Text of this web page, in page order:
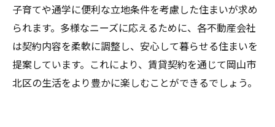
子育てや通学に便利な立地条件を考慮した住まいが求め
られます。多様なニーズに応えるために、各不動産会社
は契約内容を柔軟に調整し、安心して暮らせる住まいを
提案しています。これにより、賃貸契約を通じて岡山市
北区の生活をより豊かに楽しむことができるでしょう。